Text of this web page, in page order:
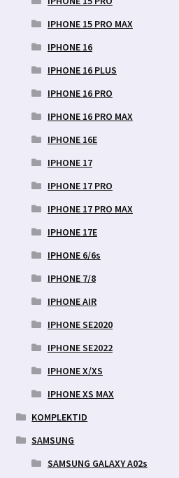
IPHONE 15 PRO MAX
IPHONE 16
IPHONE 16 PLUS
IPHONE 16 PRO
IPHONE 16 PRO MAX
IPHONE 16E
IPHONE 17
IPHONE 17 PRO
IPHONE 17 PRO MAX
IPHONE 17E
IPHONE 6/6s
IPHONE 7/8
IPHONE AIR
IPHONE SE2020
IPHONE SE2022
IPHONE X/XS
IPHONE XS MAX
KOMPLEKTID
SAMSUNG
SAMSUNG GALAXY A02s